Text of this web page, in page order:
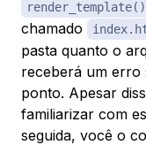
render_template()
chamado
pasta quanto o
receberá um erro
ponto. Apesar
familiarizar com
seguida, você o